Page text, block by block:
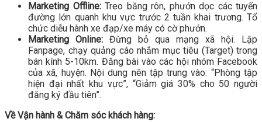
Marketing Offline:Treo băng rôn, phướn dọc các tuyến
đường lớn quanh khu vực trước 2 tuần khai trương. Tổ
chức diễu hành xe đạp/xe máy có cờ phướn.
Marketing Online: Đừng bỏ qua mạng xã hội. Lập
Fanpage, chạy quảng cáo nhắm mục tiêu (Target) trong
bán kính 5-10km. Đăng bài vào các hội nhóm Facebook
của xã, huyện. Nội dung nên tập trung vào: “Phòng tập
hiện đại nhất khu vực”, “Giảm giá 30% cho 50 người
đăng ký đầu tiên”.
Về Vận hành & Chăm sóc khách hàng: